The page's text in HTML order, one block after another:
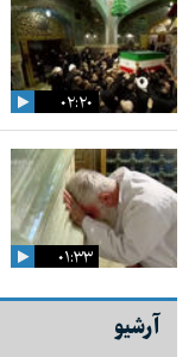
۰۲:۲۰
۰۱:۳۳
آرشیو